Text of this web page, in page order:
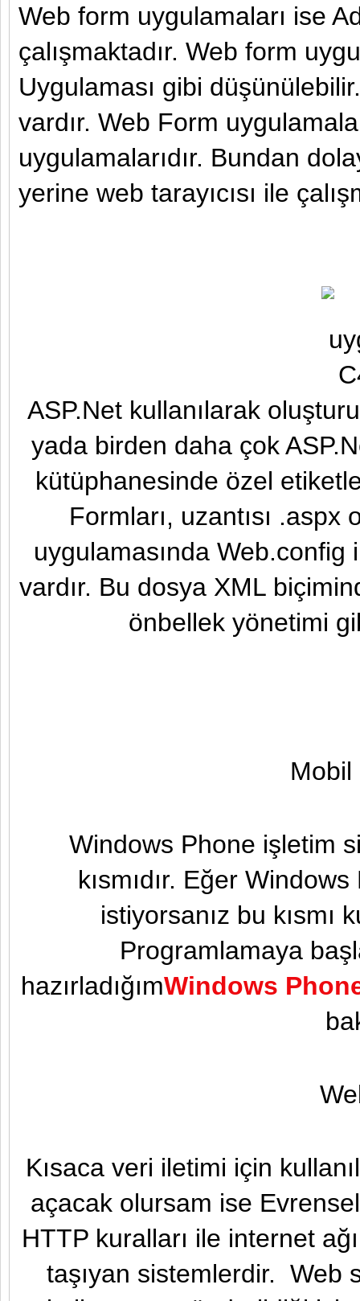
Web form uygulamaları ise
çalışmaktadır. Web form
Uygulaması gibi
vardır. Web Form
uygulamalarıdır. Bundan
yerine web tarayıcısı ile
ASP.Net kullanılarak
yada birden daha çok
kütüphanesinde özel
Formları, uzantısı
uygulamasında Web.config
vardır. Bu dosya XML
önbellek yönetimi
Mobil
Windows Phone işletim
kısmıdır. Eğer
istiyorsanız bu kısmı
Programlamaya
hazırladığımWindows
Kısaca veri iletimi için
açacak olursam ise
HTTP kuralları ile internet
taşıyan sistemlerdir. Web